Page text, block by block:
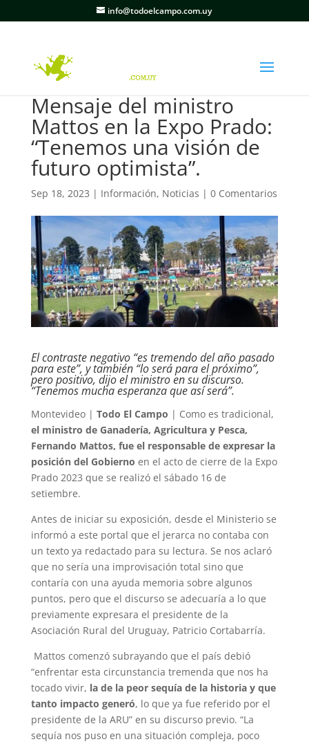
info@todoelcampo.com.uy
Mensaje del ministro
Mattos en la Expo Prado:
“Tenemos una visión de
futuro optimista”.
Sep 18, 2023 | Información, Noticias | 0 Comentarios
El contraste negativo “es tremendo del año pasado
para este”, y también “lo será para el próximo”,
pero positivo, dijo el ministro en su discurso.
“Tenemos mucha esperanza que así será”.
Montevideo | Todo El Campo | Como es tradicional,
el ministro de Ganadería, Agricultura y Pesca,
Fernando Mattos, fue el responsable de expresar la
posición del Gobierno en el acto de cierre de la Expo
Prado 2023 que se realizó el sábado 16 de
setiembre.
Antes de iniciar su exposición, desde el Ministerio se
informó a este portal que el jerarca no contaba con
un texto ya redactado para su lectura. Se nos aclaró
que no sería una improvisación total sino que
contaría con una ayuda memoria sobre algunos
puntos, pero que el discurso se adecuaría a lo que
previamente expresara el presidente de la
Asociación Rural del Uruguay, Patricio Cortabarría.
Mattos comenzó subrayando que el país debió
“enfrentar esta circunstancia tremenda que nos ha
tocado vivir, la de la peor sequía de la historia y que
tanto impacto generó, lo que ya fue referido por el
presidente de la ARU” en su discurso previo. “La
sequía nos puso en una situación compleja, poco